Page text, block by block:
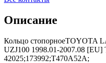
Описание
Кольцо стопорноеTOYOTA
UZJ100 1998.01-2007.08 [EU]
42025;173992;T470A52A;